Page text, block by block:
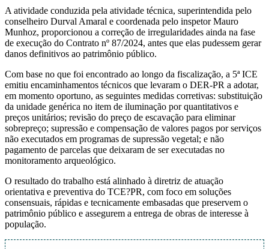
A atividade conduzida pela atividade técnica, superintendida pelo
conselheiro Durval Amaral e coordenada pelo inspetor Mauro
Munhoz, proporcionou a correção de irregularidades ainda na fase
de execução do Contrato nº 87/2024, antes que elas pudessem gerar
danos definitivos ao patrimônio público.
Com base no que foi encontrado ao longo da fiscalização, a 5ª ICE
emitiu encaminhamentos técnicos que levaram o DER-PR a adotar,
em momento oportuno, as seguintes medidas corretivas: substituição
da unidade genérica no item de iluminação por quantitativos e
preços unitários; revisão do preço de escavação para eliminar
sobrepreço; supressão e compensação de valores pagos por serviços
não executados em programas de supressão vegetal; e não
pagamento de parcelas que deixaram de ser executadas no
monitoramento arqueológico.
O resultado do trabalho está alinhado à diretriz de atuação
orientativa e preventiva do TCE?PR, com foco em soluções
consensuais, rápidas e tecnicamente embasadas que preservem o
patrimônio público e assegurem a entrega de obras de interesse à
população.